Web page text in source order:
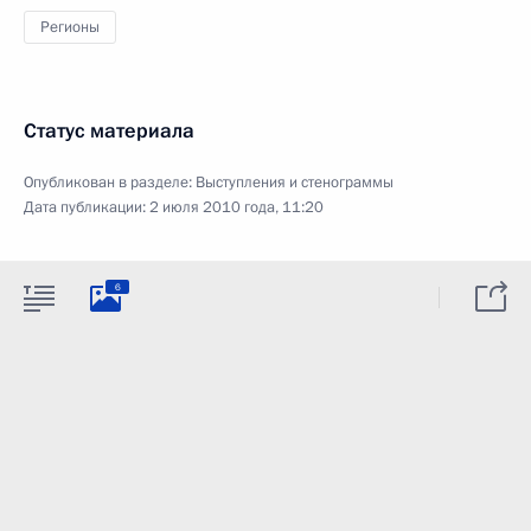
Регионы
Статус материала
Опубликован в разделе: Выступления и стенограммы
Дата публикации:2 июля 2010 года, 11:20
6